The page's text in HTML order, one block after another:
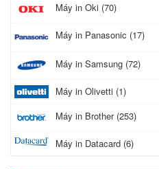
Máy in Oki (70)
Máy in Panasonic (17)
Máy in Samsung (72)
Máy in Olivetti (1)
Máy in Brother (253)
Máy in Datacard (6)